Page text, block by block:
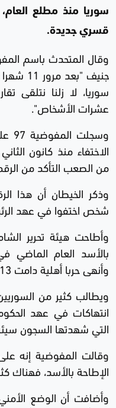
سوريا منذ مطلع
قسري جديدة.
وقال المتحدث باسم
جنيف
سوريا، لا زلنا نتلقى
عشرات الأشخاص".
الاختفاء منذ كانون
من الصعب التأكد من
شخص اختفوا في عهد
وأطاحت هيئة تحرير
وأنهى حربا أهلية دامت 13 عاما.
ويطالب كثير من
انتهاكات في عهد
التي شهدتها السجون
وقالت المفوضية إنه
الإطاحة بالأسد، فهناك
وأضافت أن الوضع